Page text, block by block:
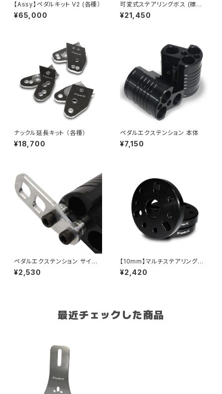
【Assy】ペダルキット V2 (各種）
¥65,000
可変式ステアリングボス (標準/
KR用)
¥21,450
ナックル延長キット （各種）
¥18,700
ペダルエクステンション 本体
¥7,150
ペダルエクステンション サイド
ストッパー
¥2,530
【10mm】マルチステアリングス
ペーサー
¥2,420
最近チェックした商品